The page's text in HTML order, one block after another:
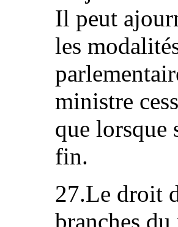
Il peut
les
ministre
que lorsque
fin.
27.Le droit
branches